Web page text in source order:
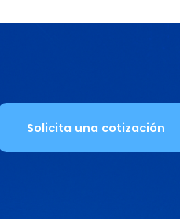
Solicita una cotización